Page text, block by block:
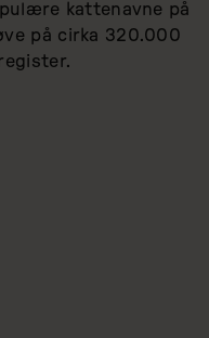
kattenavne på
på cirka 320.000